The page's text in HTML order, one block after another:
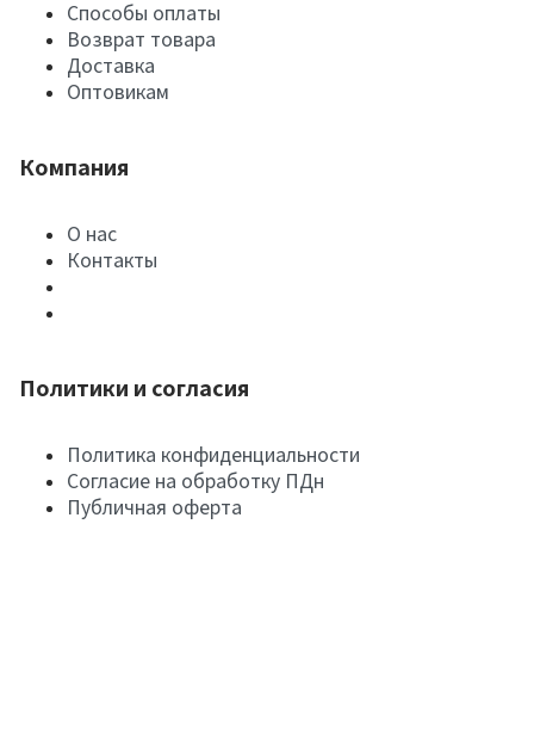
Способы оплаты
Возврат товара
Доставка
Оптовикам
Компания
О нас
Контакты
Политики и согласия
Политика конфиденциальности
Согласие на обработку ПДн
Публичная оферта